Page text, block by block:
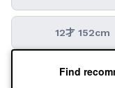
12才 152cm
Find